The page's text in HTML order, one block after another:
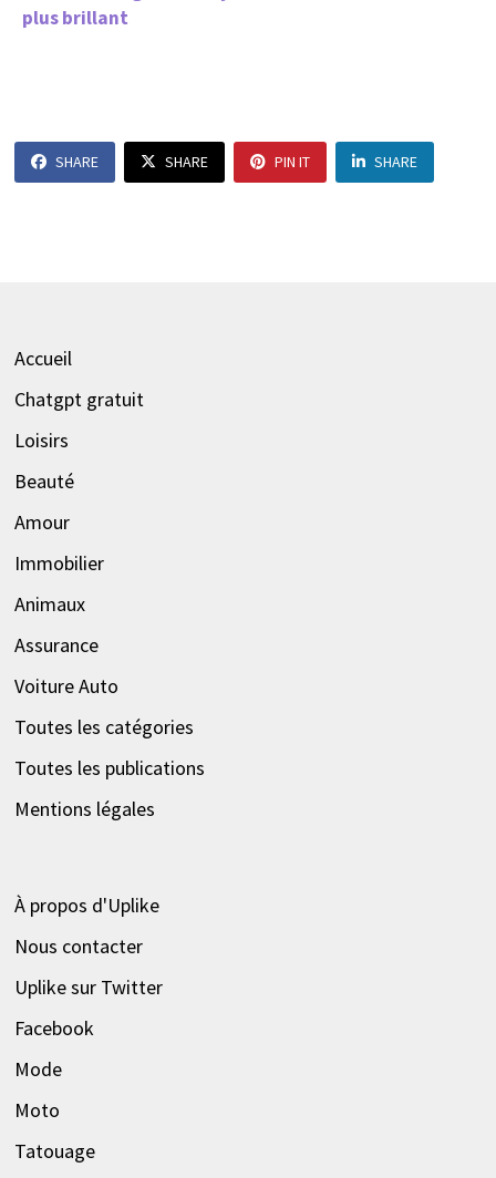
plus brillant
SHARE SHARE PIN IT SHARE
Accueil
Chatgpt gratuit
Loisirs
Beauté
Amour
Immobilier
Animaux
Assurance
Voiture Auto
Toutes les catégories
Toutes les publications
Mentions légales
À propos d'Uplike
Nous contacter
Uplike sur Twitter
Facebook
Mode
Moto
Tatouage